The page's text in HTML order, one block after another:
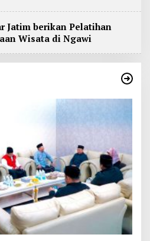
Jatim berikan Pelatihan
Wisata di Ngawi